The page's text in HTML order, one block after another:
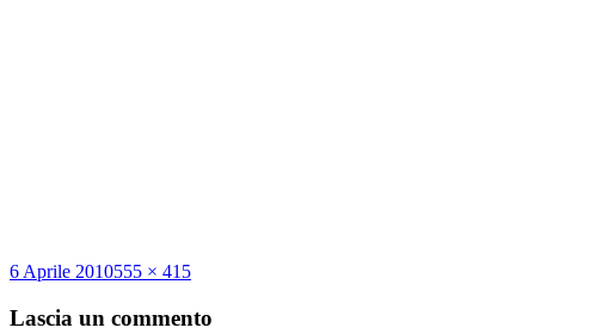
Scritto
6 Aprile 2010Dimensione
555 × 415
Lascia un commento